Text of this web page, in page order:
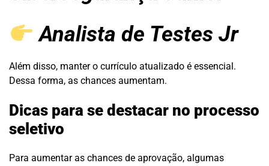
Analista de Testes Jr
Além disso, manter o currículo atualizado é essencial.
Dessa forma, as chances aumentam.
Dicas para se destacar no processo
seletivo
Para aumentar as chances de aprovação, algumas